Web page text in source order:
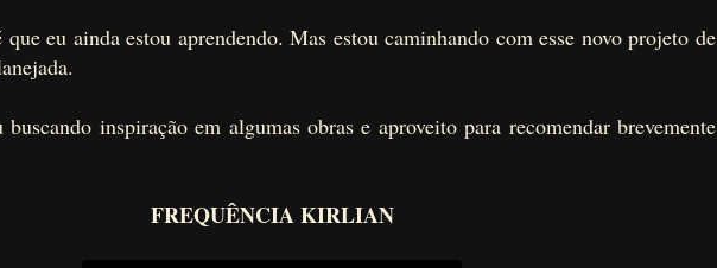
eu ainda estou aprendendo. Mas estou caminhando com esse novo projeto de
buscando inspiração em algumas obras e aproveito para recomendar brevemente
FREQUÊNCIA KIRLIAN